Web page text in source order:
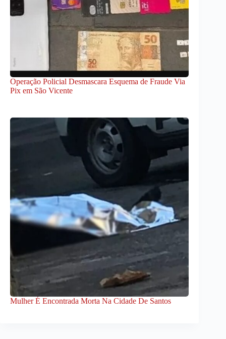
Operação Policial Desmascara Esquema de Fraude Via
Pix em São Vicente
Mulher É Encontrada Morta Na Cidade De Santos